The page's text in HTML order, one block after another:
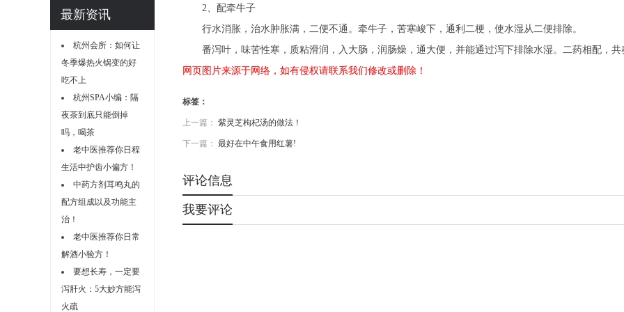
最新资讯
杭州会所：如何让
冬季爆热火锅变的好
吃不上
杭州SPA小编：隔
夜茶到底只能倒掉
吗，喝茶
老中医推荐你日程
生活中护齿小偏方！
中药方剂耳鸣丸的
配方组成以及功能主
治！
老中医推荐你日常
解酒小验方！
要想长寿，一定要
泻肝火：5大妙方能泻
火疏
2、配牵牛子
行水消胀，治水肿胀满，二便不通。牵牛子，苦寒峻下，通利二梗，使水湿从二便排除。
番泻叶，味苦性寒，质粘滑润，入大肠，润肠燥，通大便，并能通过泻下排除水湿。二药相配，共
网页图片来源于网络，如有侵权请联系我们修改或删除！
标签：
上一篇： 紫灵芝枸杞汤的做法！
下一篇： 最好在中午食用红薯!
评论信息
我要评论